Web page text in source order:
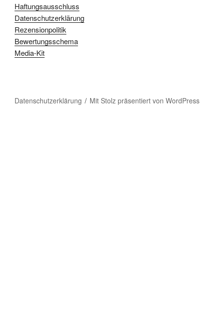
Haftungsausschluss
Datenschutzerklärung
Rezensionpolitik
Bewertungsschema
Media-Kit
Datenschutzerklärung Mit Stolz präsentiert von WordPress